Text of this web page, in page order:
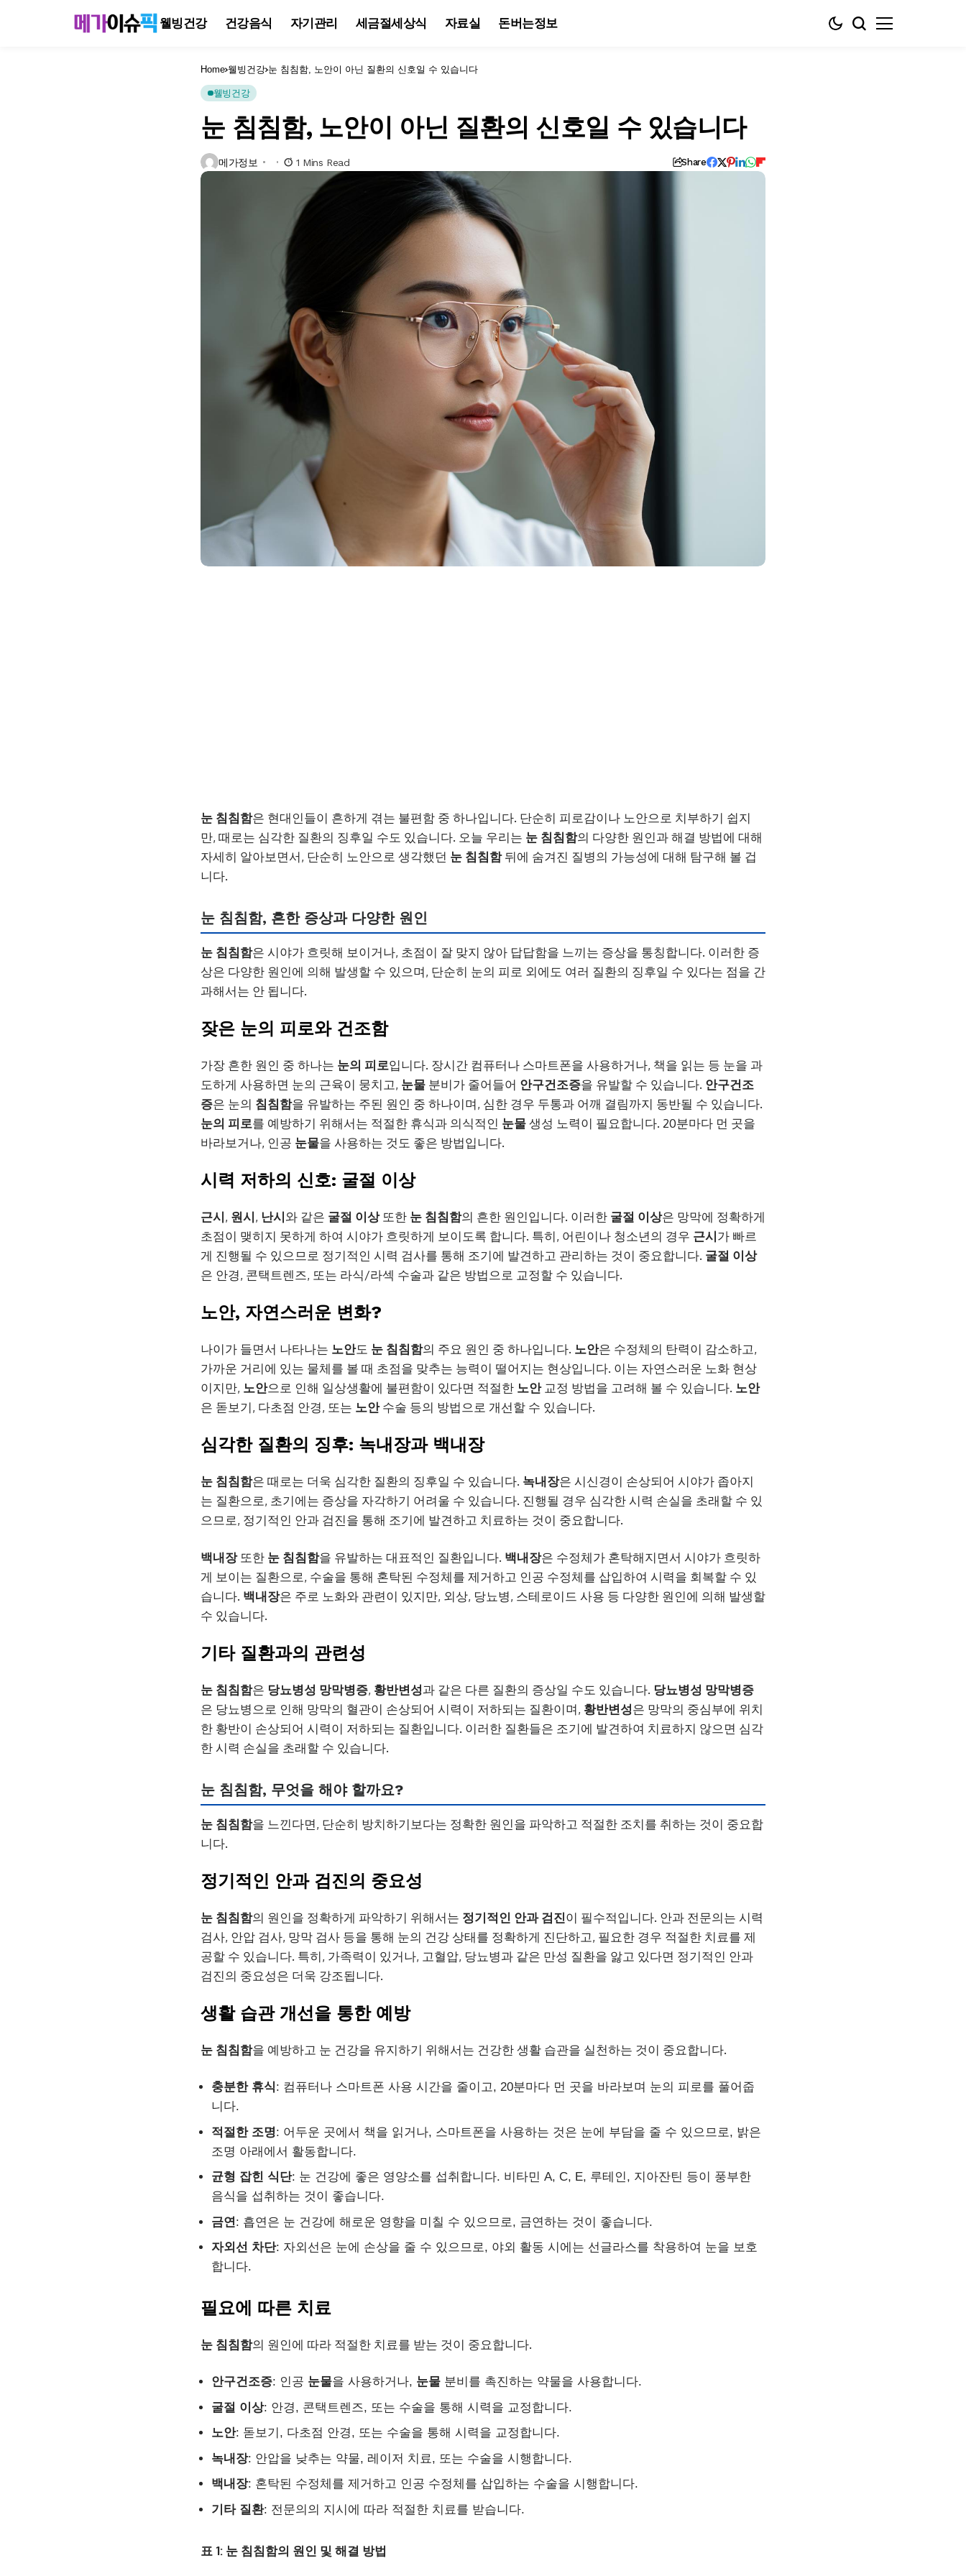
웰빙건강 건강음식 자기관리 세금절세상식 자료실 돈버는정보
Home 웰빙건강 눈 침침함, 노안이 아닌 질환의 신호일 수 있습니다
웰빙건강
눈 침침함, 노안이 아닌 질환의 신호일 수 있습니다
메가정보 1 Mins Read Share
눈 침침함은 현대인들이 흔하게 겪는 불편함 중 하나입니다. 단순히 피로감이나 노안으로 치부하기 쉽지
만, 때로는 심각한 질환의 징후일 수도 있습니다. 오늘 우리는 눈 침침함의 다양한 원인과 해결 방법에 대해
자세히 알아보면서, 단순히 노안으로 생각했던 눈 침침함뒤에 숨겨진 질병의 가능성에 대해 탐구해 볼 겁
니다.
눈 침침함, 흔한 증상과 다양한 원인
눈 침침함은 시야가 흐릿해 보이거나, 초점이 잘 맞지 않아 답답함을 느끼는 증상을 통칭합니다. 이러한 증
상은 다양한 원인에 의해 발생할 수 있으며, 단순히 눈의 피로 외에도 여러 질환의 징후일 수 있다는 점을 간
과해서는 안 됩니다.
잦은 눈의 피로와 건조함
가장 흔한 원인 중 하나는 눈의 피로입니다. 장시간 컴퓨터나 스마트폰을 사용하거나, 책을 읽는 등 눈을 과
도하게 사용하면 눈의 근육이 뭉치고, 눈물 분비가 줄어들어 안구건조증을 유발할 수 있습니다. 안구건조
증은 눈의 침침함을 유발하는 주된 원인 중 하나이며, 심한 경우 두통과 어깨 결림까지 동반될 수 있습니다.
눈의 피로를 예방하기 위해서는 적절한 휴식과 의식적인 눈물생성 노력이 필요합니다. 20분마다 먼 곳을
바라보거나, 인공 눈물을 사용하는 것도 좋은 방법입니다.
시력 저하의 신호: 굴절 이상
근시, 원시, 난시와 같은 굴절 이상또한 눈 침침함의 흔한 원인입니다. 이러한 굴절 이상은 망막에 정확하게
초점이 맺히지 못하게 하여 시야가 흐릿하게 보이도록 합니다. 특히, 어린이나 청소년의 경우 근시가 빠르
게 진행될 수 있으므로 정기적인 시력 검사를 통해 조기에 발견하고 관리하는 것이 중요합니다. 굴절 이상
은 안경, 콘택트렌즈, 또는 라식/라섹 수술과 같은 방법으로 교정할 수 있습니다.
노안, 자연스러운 변화?
나이가 들면서 나타나는 노안도 눈 침침함의 주요 원인 중 하나입니다. 노안은 수정체의 탄력이 감소하고,
가까운 거리에 있는 물체를 볼 때 초점을 맞추는 능력이 떨어지는 현상입니다. 이는 자연스러운 노화 현상
이지만, 노안으로 인해 일상생활에 불편함이 있다면 적절한 노안교정 방법을 고려해 볼 수 있습니다. 노안
은 돋보기, 다초점 안경, 또는 노안수술 등의 방법으로 개선할 수 있습니다.
심각한 질환의 징후: 녹내장과 백내장
눈 침침함은 때로는 더욱 심각한 질환의 징후일 수 있습니다. 녹내장은 시신경이 손상되어 시야가 좁아지
는 질환으로, 초기에는 증상을 자각하기 어려울 수 있습니다. 진행될 경우 심각한 시력 손실을 초래할 수 있
으므로, 정기적인 안과 검진을 통해 조기에 발견하고 치료하는 것이 중요합니다.
백내장또한 눈 침침함을 유발하는 대표적인 질환입니다. 백내장은 수정체가 혼탁해지면서 시야가 흐릿하
게 보이는 질환으로, 수술을 통해 혼탁된 수정체를 제거하고 인공 수정체를 삽입하여 시력을 회복할 수 있
습니다. 백내장은 주로 노화와 관련이 있지만, 외상, 당뇨병, 스테로이드 사용 등 다양한 원인에 의해 발생할
수 있습니다.
기타 질환과의 관련성
눈 침침함은 당뇨병성 망막병증, 황반변성과 같은 다른 질환의 증상일 수도 있습니다. 당뇨병성 망막병증
은 당뇨병으로 인해 망막의 혈관이 손상되어 시력이 저하되는 질환이며, 황반변성은 망막의 중심부에 위치
한 황반이 손상되어 시력이 저하되는 질환입니다. 이러한 질환들은 조기에 발견하여 치료하지 않으면 심각
한 시력 손실을 초래할 수 있습니다.
눈 침침함, 무엇을 해야 할까요?
눈 침침함을 느낀다면, 단순히 방치하기보다는 정확한 원인을 파악하고 적절한 조치를 취하는 것이 중요합
니다.
정기적인 안과 검진의 중요성
눈 침침함의 원인을 정확하게 파악하기 위해서는 정기적인 안과 검진이 필수적입니다. 안과 전문의는 시력
검사, 안압 검사, 망막 검사 등을 통해 눈의 건강 상태를 정확하게 진단하고, 필요한 경우 적절한 치료를 제
공할 수 있습니다. 특히, 가족력이 있거나, 고혈압, 당뇨병과 같은 만성 질환을 앓고 있다면 정기적인 안과
검진의 중요성은 더욱 강조됩니다.
생활 습관 개선을 통한 예방
눈 침침함을 예방하고 눈 건강을 유지하기 위해서는 건강한 생활 습관을 실천하는 것이 중요합니다.
충분한 휴식: 컴퓨터나 스마트폰 사용 시간을 줄이고, 20분마다 먼 곳을 바라보며 눈의 피로를 풀어줍
니다.
적절한 조명: 어두운 곳에서 책을 읽거나, 스마트폰을 사용하는 것은 눈에 부담을 줄 수 있으므로, 밝은
조명 아래에서 활동합니다.
균형 잡힌 식단: 눈 건강에 좋은 영양소를 섭취합니다. 비타민 A, C, E, 루테인, 지아잔틴 등이 풍부한
음식을 섭취하는 것이 좋습니다.
금연 : 흡연은 눈 건강에 해로운 영향을 미칠 수 있으므로, 금연하는 것이 좋습니다.
자외선 차단: 자외선은 눈에 손상을 줄 수 있으므로, 야외 활동 시에는 선글라스를 착용하여 눈을 보호
합니다.
필요에 따른 치료
눈 침침함의 원인에 따라 적절한 치료를 받는 것이 중요합니다.
안구건조증: 인공 눈물을 사용하거나, 눈물 분비를 촉진하는 약물을 사용합니다.
굴절 이상: 안경, 콘택트렌즈, 또는 수술을 통해 시력을 교정합니다.
노안: 돋보기, 다초점 안경, 또는 수술을 통해 시력을 교정합니다.
녹내장: 안압을 낮추는 약물, 레이저 치료, 또는 수술을 시행합니다.
백내장: 혼탁된 수정체를 제거하고 인공 수정체를 삽입하는 수술을 시행합니다.
기타 질환: 전문의의 지시에 따라 적절한 치료를 받습니다.
표 1: 눈 침침함의 원인 및 해결 방법